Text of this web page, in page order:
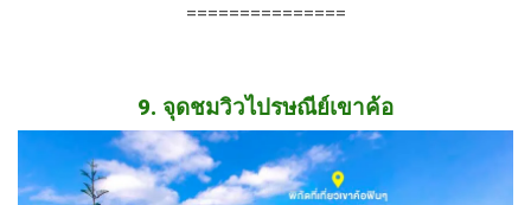
===============
9. จุดชมวิวไปรษณีย์เขาค้อ